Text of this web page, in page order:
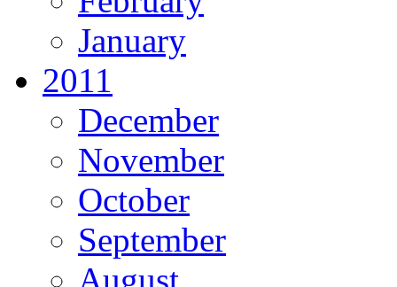
January
2011
December
November
October
September
August